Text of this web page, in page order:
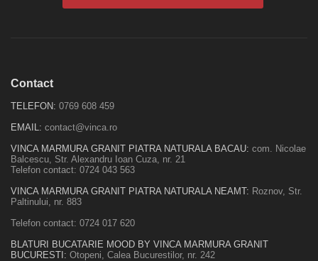
Contact
TELEFON: 0769 608 459
EMAIL: contact@vinca.ro
VINCA MARMURA GRANIT PIATRA NATURALA BACAU: com. Nicolae
Balcescu, Str. Alexandru Ioan Cuza, nr. 21
Telefon contact: 0724 043 563
VINCA MARMURA GRANIT PIATRA NATURALA NEAMT: Roznov, Str.
Paltinului, nr. 883
Telefon contact: 0724 017 620
BLATURI BUCATARIE MOOD BY VINCA MARMURA GRANIT
BUCURESTI: Otopeni, Calea Bucurestilor, nr. 242